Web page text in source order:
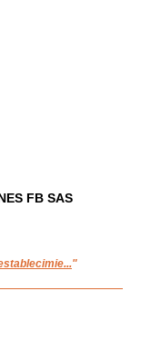
FB SAS
"